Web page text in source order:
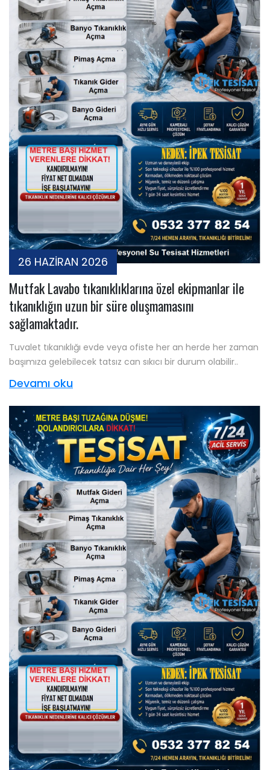
26 HAZİRAN 2026
Mutfak Lavabo tıkanıklıklarına özel ekipmanlar ile
tıkanıklığın uzun bir süre oluşmamasını
sağlamaktadır.
Tuvalet tıkanıklığı evde veya ofiste her an herde her zaman
başımıza gelebilecek tatsız can sıkıcı bir durum olabilir..
Devamı oku